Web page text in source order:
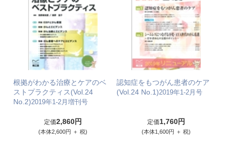
根拠がわかる治療とケアのベ
ストプラクティス(Vol.24
No.2)2019年1-2月増刊号
定価2,860円
(本体2,600円 ＋ 税)
認知症をもつがん患者のケア
(Vol.24 No.1)2019年1-2月号
定価1,760円
(本体1,600円 ＋ 税)